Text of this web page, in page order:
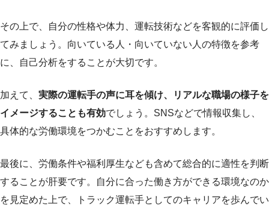
その上で、自分の性格や体力、運転技術などを客観的に評価し
てみましょう。向いている人・向いていない人の特徴を参考
に、自己分析をすることが大切です。
加えて、 実際の運転手の声に耳を傾け、リアルな職場の様子を
イメージすることも有効でしょう。SNSなどで情報収集し、
具体的な労働環境をつかむことをおすすめします。
最後に、労働条件や福利厚生なども含めて総合的に適性を判断
することが肝要です。自分に合った働き方ができる環境なのか
を見定めた上で、トラック運転手としてのキャリアを歩んでい